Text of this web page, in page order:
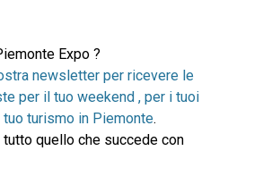
Expo ?
newsletter per ricevere le
per il tuo weekend , per i tuoi
turismo in Piemonte.
tutto quello che succede con